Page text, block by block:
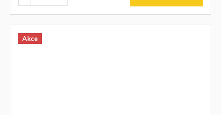
Akce